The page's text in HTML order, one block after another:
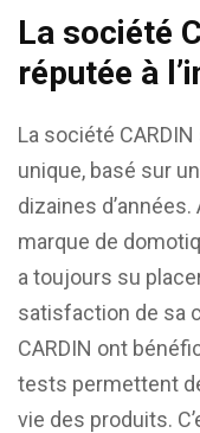
La société
réputée à
La société
unique, basé sur
dizaines
marque de
a toujours su
satisfaction de sa
CARDIN ont
tests permettent
vie des produits.